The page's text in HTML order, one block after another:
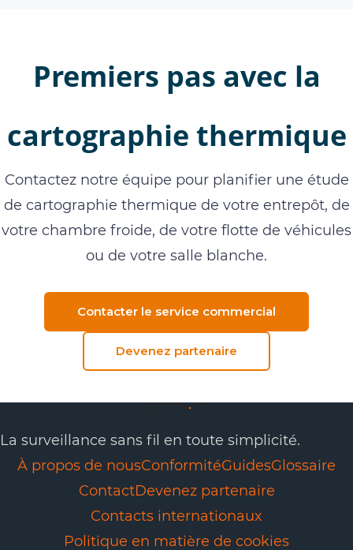
Premiers pas avec la
cartographie thermique
Contactez notre équipe pour planifier une étude
de cartographie thermique de votre entrepôt, de
votre chambre froide, de votre flotte de véhicules
ou de votre salle blanche.
Contacter le service commercial
Devenez partenaire
La surveillance sans fil en toute simplicité.
À propos de nousConformitéGuidesGlossaire
ContactDevenez partenaire
Contacts internationaux
Politique en matière de cookies